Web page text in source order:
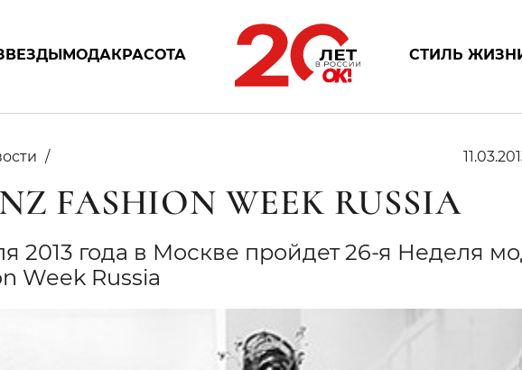
МОДАКРАСОТА СТИЛЬ
FASHION WEEK RUSSIA
2013 года в Москве пройдет 26-я Неделя
Week Russia